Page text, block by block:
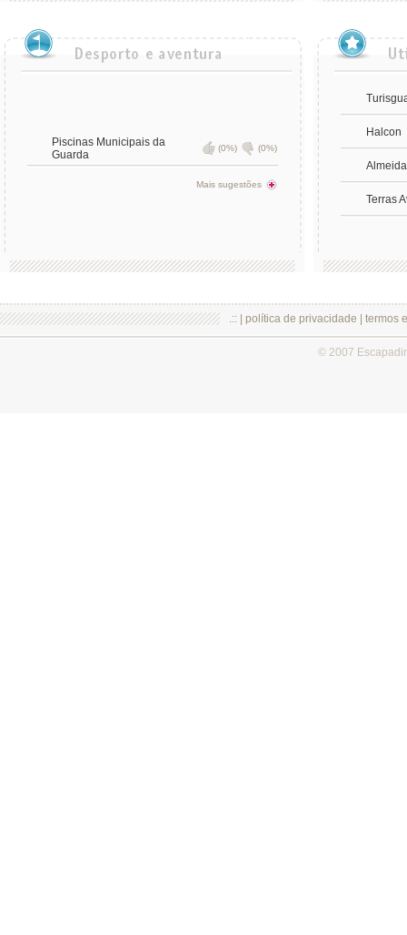
Piscinas Municipais da
Guarda
(0%) (0%)
Mais sugestões
Halcon
Terras
.:: | política de privacidade termos
© 2007